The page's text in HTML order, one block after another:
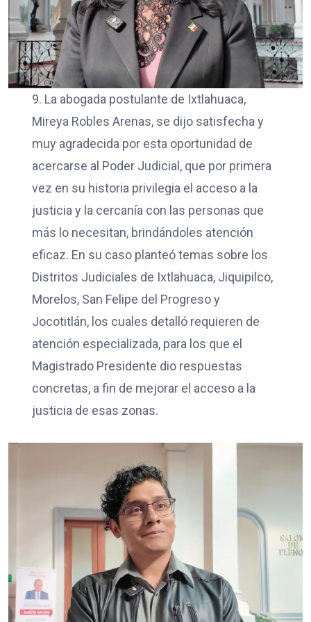
9. La abogada postulante de Ixtlahuaca,
Mireya Robles Arenas, se dijo satisfecha y
muy agradecida por esta oportunidad de
acercarse al Poder Judicial, que por primera
vez en su historia privilegia el acceso a la
justicia y la cercanía con las personas que
más lo necesitan, brindándoles atención
eficaz. En su caso planteó temas sobre los
Distritos Judiciales de Ixtlahuaca, Jiquipilco,
Morelos, San Felipe del Progreso y
Jocotitlán, los cuales detalló requieren de
atención especializada, para los que el
Magistrado Presidente dio respuestas
concretas, a fin de mejorar el acceso a la
justicia de esas zonas.